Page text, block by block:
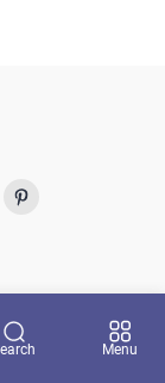
Menu